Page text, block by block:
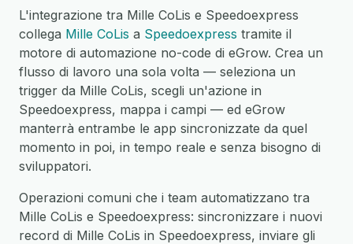
L'integrazione tra Mille CoLis e Speedoexpress
collega Mille CoLis a Speedoexpress tramite il
motore di automazione no-code di eGrow. Crea un
flusso di lavoro una sola volta — seleziona un
trigger da Mille CoLis, scegli un'azione in
Speedoexpress, mappa i campi — ed eGrow
manterrà entrambe le app sincronizzate da quel
momento in poi, in tempo reale e senza bisogno di
sviluppatori.
Operazioni comuni che i team automatizzano tra
Mille CoLis e Speedoexpress: sincronizzare i nuovi
record di Mille CoLis in Speedoexpress, inviare gli